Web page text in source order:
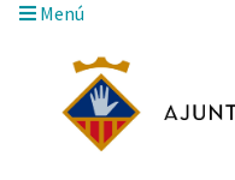
Menú